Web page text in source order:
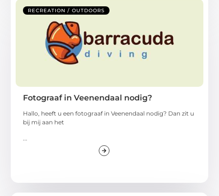
RECREATION / OUTDOORS
Fotograaf in Veenendaal nodig?
Hallo, heeft u een fotograaf in Veenendaal nodig? Dan zit u
bij mij aan het